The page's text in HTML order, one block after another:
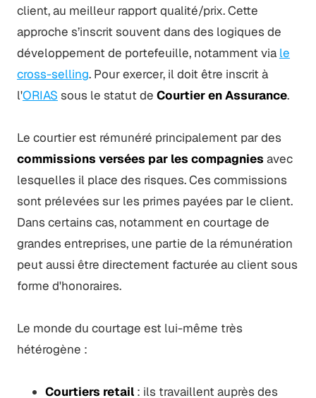
client, au meilleur rapport qualité/prix. Cette
approche s’inscrit souvent dans des logiques de
développement de portefeuille, notamment via le
cross-selling. Pour exercer, il doit être inscrit à
l'ORIAS sous le statut de Courtier en Assurance.
Le courtier est rémunéré principalement par des
commissions versées par les compagnies avec
lesquelles il place des risques. Ces commissions
sont prélevées sur les primes payées par le client.
Dans certains cas, notamment en courtage de
grandes entreprises, une partie de la rémunération
peut aussi être directement facturée au client sous
forme d'honoraires.
Le monde du courtage est lui-même très
hétérogène :
Courtiers retail: ils travaillent auprès des